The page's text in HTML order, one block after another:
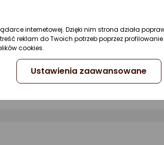
internetowej. Dzięki nim strona działa
reklam do Twoich potrzeb poprzez
cookies.
Ustawienia zaawansowane